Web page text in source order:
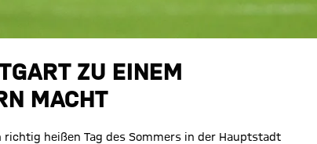
ZU EINEM
MACHT
heißen Tag des Sommers in der Hauptstadt